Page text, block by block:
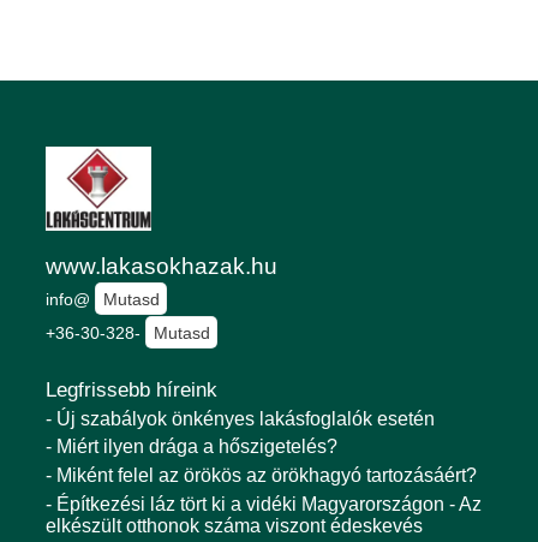
www.lakasokhazak.hu
info@
Mutasd
+36-30-328-
Mutasd
Legfrissebb híreink
- Új szabályok önkényes lakásfoglalók esetén
- Miért ilyen drága a hőszigetelés?
- Miként felel az örökös az örökhagyó tartozásáért?
- Építkezési láz tört ki a vidéki Magyarországon - Az
elkészült otthonok száma viszont édeskevés